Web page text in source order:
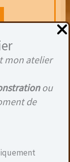
mon atelier
ou
de